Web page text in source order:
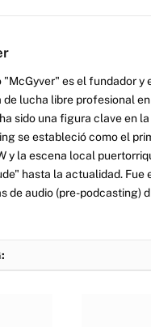
"McGyver" es el fundador
lucha libre profesional
sido una figura clave en
se estableció como el
y la escena local
hasta la actualidad. Fue
de audio (pre-podcasting)